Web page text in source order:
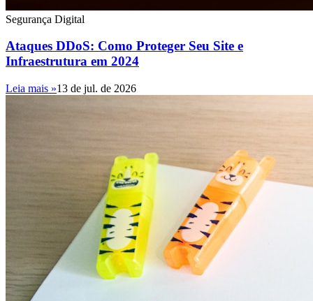
Segurança Digital
Ataques DDoS: Como Proteger Seu Site e
Infraestrutura em 2024
Leia mais »13 de jul. de 2026